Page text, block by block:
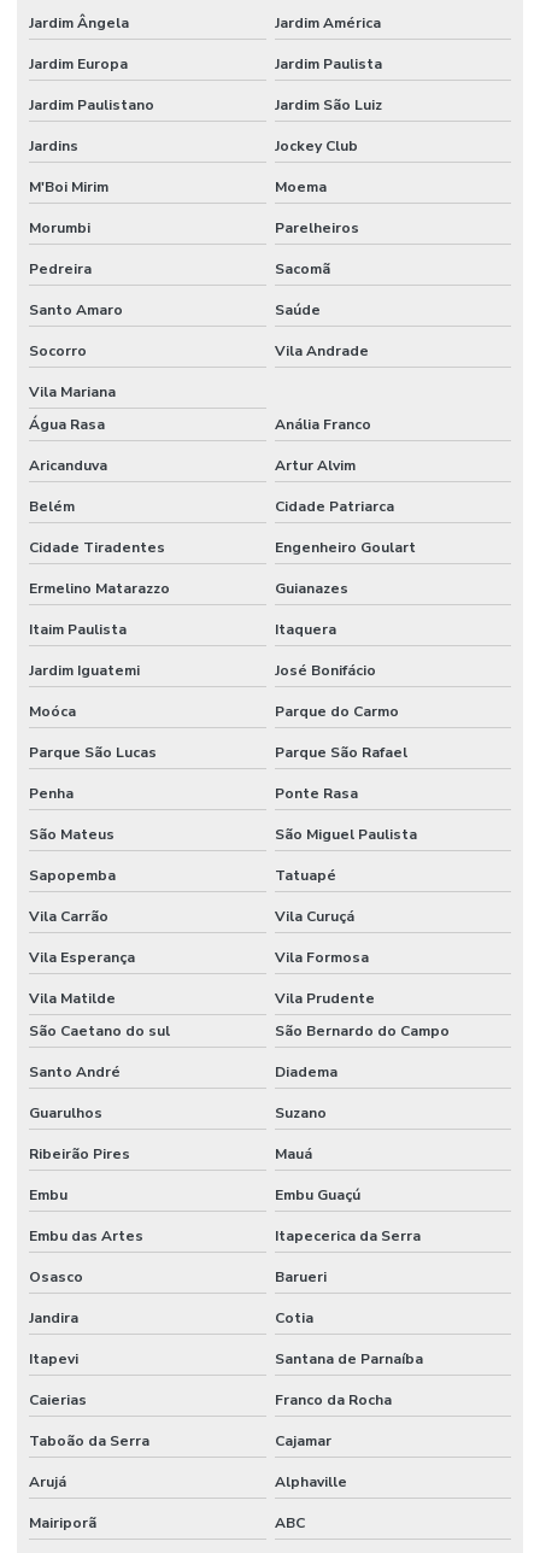
Jardim Ângela Jardim América
Jardim Europa Jardim Paulista
Jardim Paulistano Jardim São Luiz
Jardins Jockey Club
M'Boi Mirim Moema
Morumbi Parelheiros
Pedreira Sacomã
Santo Amaro Saúde
Socorro Vila Andrade
Vila Mariana
Água Rasa
Anália Franco
Aricanduva Artur Alvim
Belém Cidade Patriarca
Cidade Tiradentes Engenheiro Goulart
Ermelino Matarazzo Guianazes
Itaim Paulista Itaquera
Jardim Iguatemi José Bonifácio
Moóca Parque do Carmo
Parque São Lucas Parque São Rafael
Penha Ponte Rasa
São Mateus São Miguel Paulista
Sapopemba Tatuapé
Vila Carrão Vila Curuçá
Vila Esperança Vila Formosa
Vila Matilde
Vila Prudente
São Caetano do sul
São Bernardo do Campo
Santo André Diadema
Guarulhos Suzano
Ribeirão Pires Mauá
Embu Embu Guaçú
Embu das Artes Itapecerica da Serra
Osasco Barueri
Jandira Cotia
Itapevi Santana de Parnaíba
Caierias Franco da Rocha
Taboão da Serra Cajamar
Arujá Alphaville
Mairiporã ABC